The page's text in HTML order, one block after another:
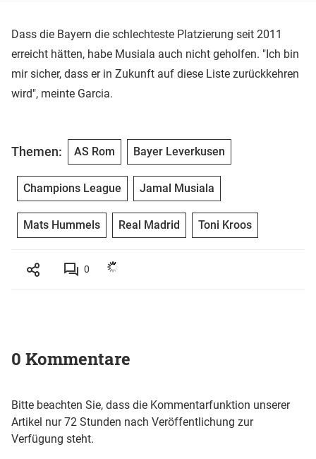
Dass die Bayern die schlechteste Platzierung seit 2011
erreicht hätten, habe Musiala auch nicht geholfen. "Ich bin
mir sicher, dass er in Zukunft auf diese Liste zurückkehren
wird", meinte Garcia.
Themen: AS Rom Bayer Leverkusen
Champions League Jamal Musiala
Mats Hummels Real Madrid Toni Kroos
0
0 Kommentare
Bitte beachten Sie, dass die Kommentarfunktion unserer
Artikel nur 72 Stunden nach Veröffentlichung zur
Verfügung steht.